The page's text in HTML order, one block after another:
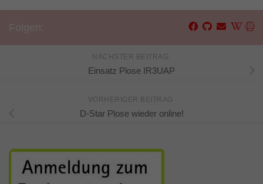
NÄCHSTER BEITRAG
Einsatz Plose IR3UAP
VORHERIGER BEITRAG
D-Star Plose wieder online!